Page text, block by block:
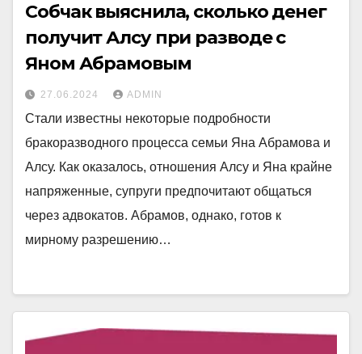
Собчак выяснила, сколько денег
получит Алсу при разводе с
Яном Абрамовым
27.06.2024 ADMIN
Стали известны некоторые подробности
бракоразводного процесса семьи Яна Абрамова и
Алсу. Как оказалось, отношения Алсу и Яна крайне
напряженные, супруги предпочитают общаться
через адвокатов. Абрамов, однако, готов к
мирному разрешению…